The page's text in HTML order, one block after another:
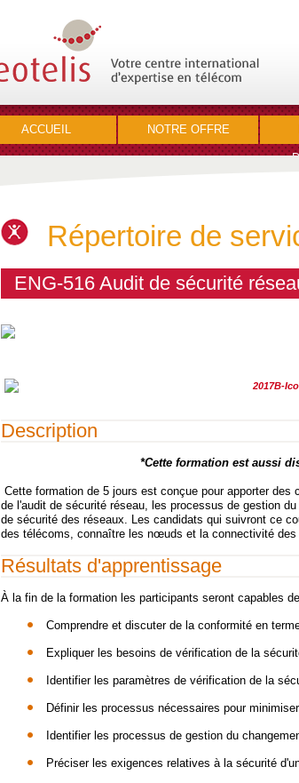
ACCUEIL NOTRE OFFRE
Répertoire de
ENG-516 Audit de sécurité
Description
*Cette formation est aussi
Cette formation de 5 jours est conçue pour apporter
de l'audit de sécurité réseau, les processus de gestion
de sécurité des réseaux. Les candidats qui suivront ce
des télécoms, connaître les nœuds et la connectivité
Résultats d'apprentissage
À la fin de la formation les participants seront capables
Comprendre et discuter de la conformité en
Expliquer les besoins de vérification de la
Identifier les paramètres de vérification de la
Définir les processus nécessaires pour
Identifier les processus de gestion du
Préciser les exigences relatives à la sécurité